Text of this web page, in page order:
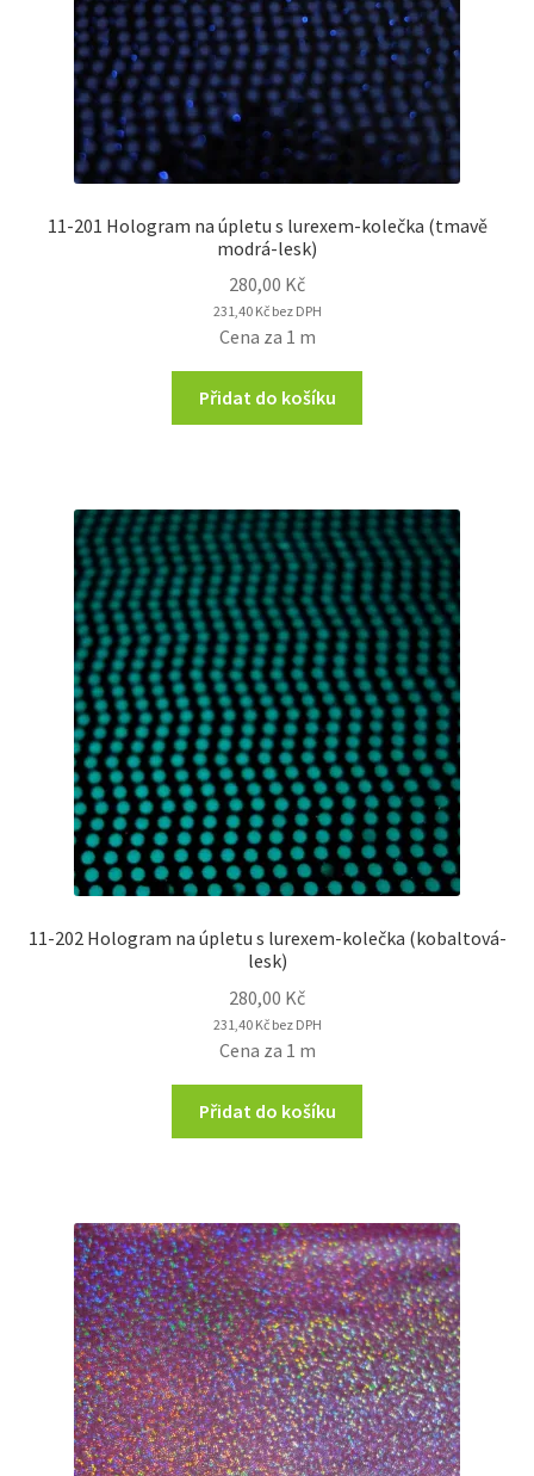
11-201 Hologram na úpletu s lurexem-kolečka (tmavě
modrá-lesk)
280,00 Kč
231,40 Kčbez DPH
Cena za 1 m
Přidat do košíku
11-202 Hologram na úpletu s lurexem-kolečka (kobaltová-
lesk)
280,00 Kč
231,40 Kčbez DPH
Cena za 1 m
Přidat do košíku